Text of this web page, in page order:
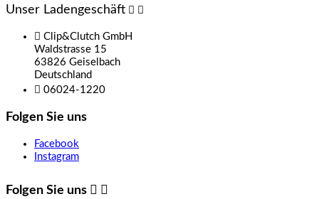
Unser Ladengeschäft  
 Clip&Clutch GmbH
Waldstrasse 15
63826 Geiselbach
Deutschland
 06024-1220
Folgen Sie uns
Facebook
Instagram
Folgen Sie uns  